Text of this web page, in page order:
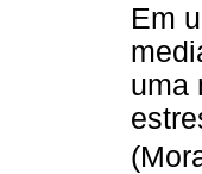
Em
uma